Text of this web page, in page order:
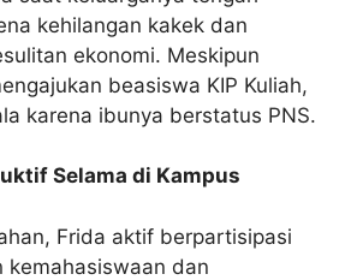
kehilangan kakek dan
ekonomi. Meskipun
beasiswa KIP Kuliah,
karena ibunya berstatus PNS.
Selama di Kampus
Frida aktif berpartisipasi
kemahasiswaan dan